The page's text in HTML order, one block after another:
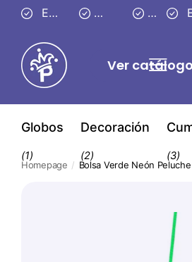
Entrega segura en 3–4 días
Envío gratis
30
Ver catálogo
Globos
(1)
Decoración
(2) (3)
Homepage Bolsa Verde Neón